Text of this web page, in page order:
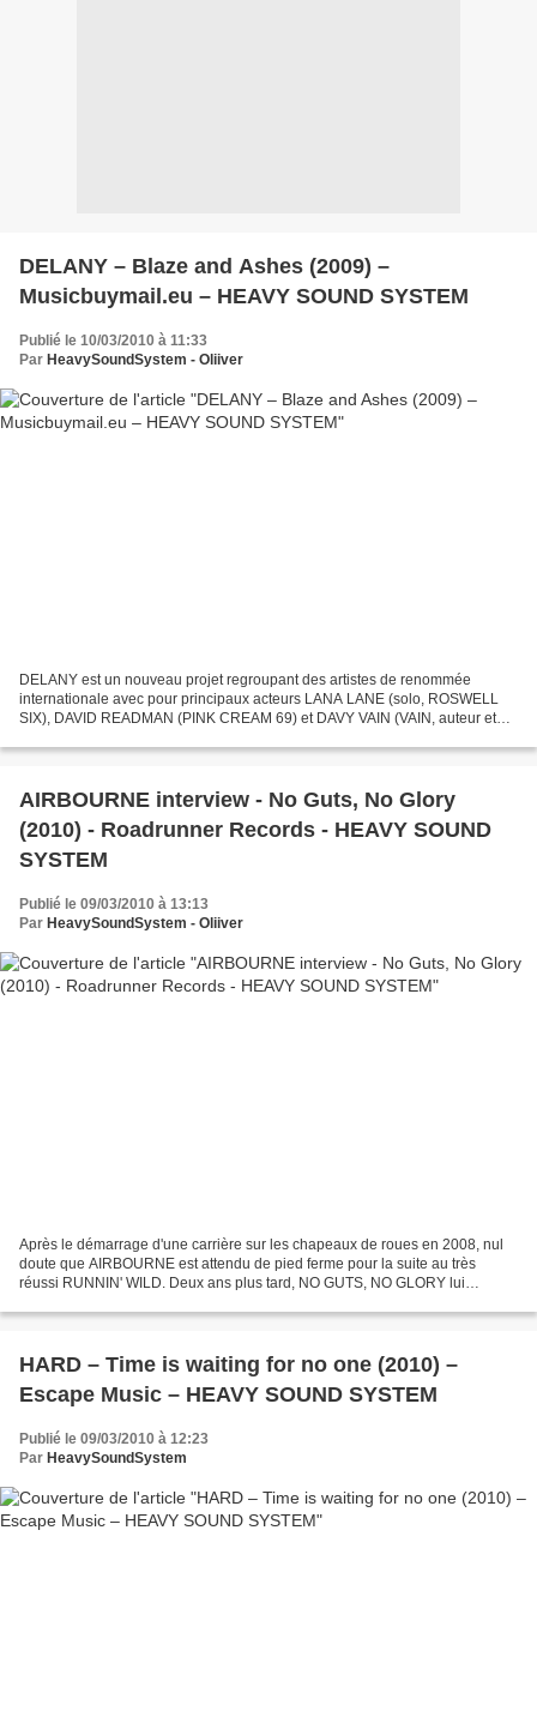
DELANY – Blaze and Ashes (2009) –
Musicbuymail.eu – HEAVY SOUND SYSTEM
Publié le 10/03/2010 à 11:33
Par HeavySoundSystem - Oliiver
DELANY est un nouveau projet regroupant des artistes de renommée
internationale avec pour principaux acteurs LANA LANE (solo, ROSWELL
SIX), DAVID READMAN (PINK CREAM 69) et DAVY VAIN (VAIN, auteur et
AIRBOURNE interview - No Guts, No Glory
(2010) - Roadrunner Records - HEAVY SOUND
SYSTEM
Publié le 09/03/2010 à 13:13
Par HeavySoundSystem - Oliiver
Après le démarrage d'une carrière sur les chapeaux de roues en 2008, nul
doute que AIRBOURNE est attendu de pied ferme pour la suite au très
réussi RUNNIN' WILD. Deux ans plus tard, NO GUTS, NO GLORY lui
HARD – Time is waiting for no one (2010) –
Escape Music – HEAVY SOUND SYSTEM
Publié le 09/03/2010 à 12:23
Par HeavySoundSystem